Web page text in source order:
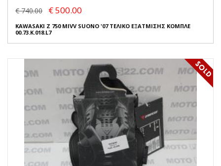
€ 740.00 € 500.00
KAWASAKI Z 750 MIVV SUONO '07 ΤΕΛΙΚΟ ΕΞΑΤΜΙΣΗΣ ΚΟΜΠΛΕ
00.73.K.018.L7